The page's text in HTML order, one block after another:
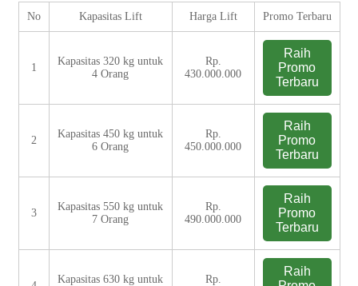
No Kapasitas Lift Harga Lift Promo Terbaru
1
Kapasitas 320 kg untuk
4 Orang
Rp.
430.000.000
Raih
Promo
Terbaru
2
Kapasitas 450 kg untuk
6 Orang
Rp.
450.000.000
Raih
Promo
Terbaru
3
Kapasitas 550 kg untuk
7 Orang
Rp.
490.000.000
Raih
Promo
Terbaru
Kapasitas 630 kg untuk
Rp.
Raih